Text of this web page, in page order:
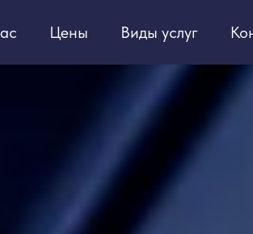
Цены Виды услуг